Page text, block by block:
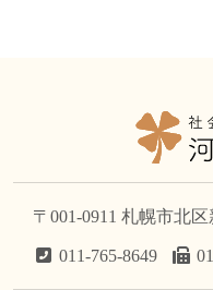
〒001-0911 札幌市北
011-765-8649